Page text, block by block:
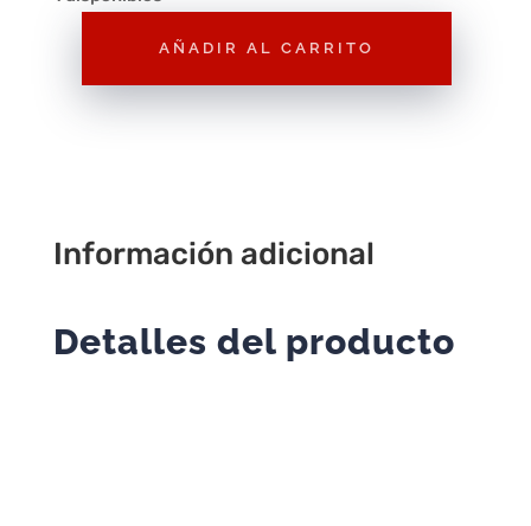
AÑADIR AL CARRITO
Información adicional
Detalles del producto